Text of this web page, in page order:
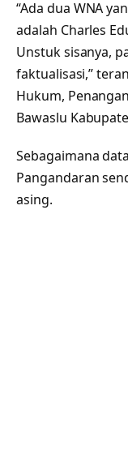
“Ada dua WNA
adalah Charles
Unstuk sisanya,
faktualisasi,”
Hukum,
Bawaslu
Sebagaimana
Pangandaran
asing.